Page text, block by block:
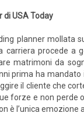
di USA Today
planner mollata
carriera procede a
matrimoni da
prima ha
il cliente che
forze e non
è l’unica emozione